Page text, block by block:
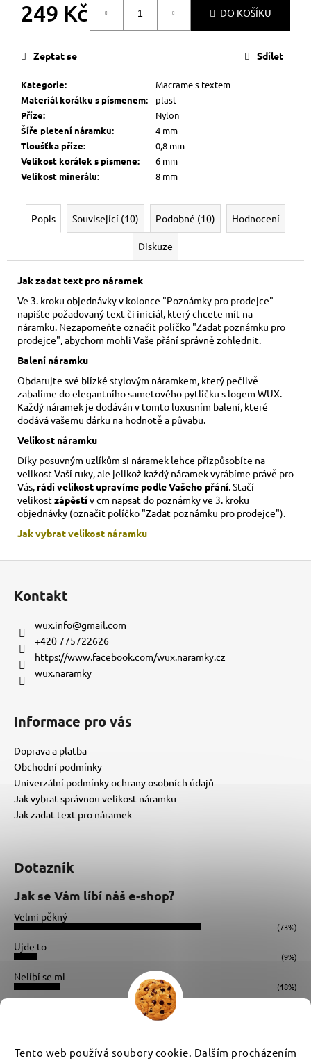
Tento web používá soubory cookie. Dalším procházením
249 Kč DO KOŠÍKU
Kategorie:
Macrame s textem
Materiál korálku s písmenem:
plast
Příze:
Nylon
Šíře pletení náramku:
4 mm
Tloušťka příze:
0,8 mm
Velikost korálek s pismene:
6 mm
Velikost minerálu: 8 mm
Zeptat se Sdílet
Popis Související (10) Podobné (10) Hodnocení
Diskuze
Jak zadat text pro náramek
Ve 3. kroku objednávky v kolonce "Poznámky pro prodejce"
napište požadovaný text či iniciál, který chcete mít na
náramku. Nezapomeňte označit políčko "Zadat poznámku pro
prodejce", abychom mohli Vaše přání správně zohlednit.
Balení náramku
Obdarujte své blízké stylovým náramkem, který pečlivě
zabalíme do elegantního sametového pytlíčku s logem WUX.
Každý náramek je dodáván v tomto luxusním balení, které
dodává vašemu dárku na hodnotě a půvabu.
Velikost náramku
Díky posuvným uzlíkům si náramek lehce přizpůsobíte na
velikost Vaší ruky, ale jelikož každý náramek vyrábíme právě pro
Vás, rádi velikost upravíme podle Vašeho přání . Stačí
velikostzápěstív cm napsat do poznámky ve 3. kroku
objednávky (označit políčko "Zadat poznámku pro prodejce").
Jak vybrat velikost náramku
Kontakt
wux.info@gmail.com
+420 775722626
https://www.facebook.com/wux.naramky.cz
wux.naramky
Informace pro vás
Doprava a platba
Obchodní podmínky
Univerzální podmínky ochrany osobních údajů
Jak vybrat správnou velikost náramku
Jak zadat text pro náramek
Dotazník
Jak se Vám líbí náš e-shop?
Velmi pěkný
(73%)
Ujde to
(9%)
Nelíbí se mi
(18%)
Instagram